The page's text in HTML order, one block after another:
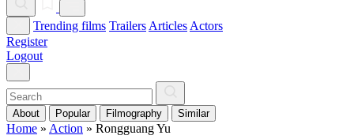
Trending films Trailers Articles Actors
Register
Logout
About Popular Filmography Similar
Home » Action » Rongguang Yu